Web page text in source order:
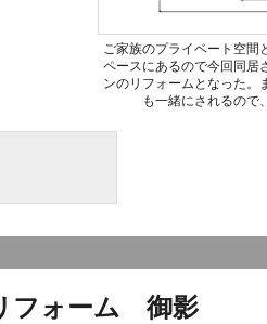
ご家族のプライベート空間
ペースにあるので今回同居
ンのリフォームとなった。
も一緒にされるので
フォーム 御影